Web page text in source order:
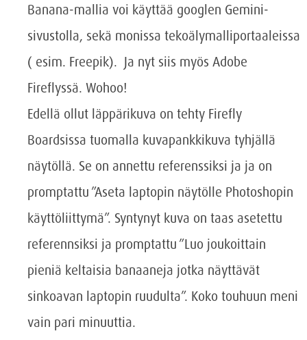
Banana-mallia voi käyttää googlen Gemini-
sivustolla, sekä monissa tekoälymalliportaaleissa
( esim. Freepik). Ja nyt siis myös Adobe
Fireflyssä. Wohoo!
Edellä ollut läppärikuva on tehty Firefly
Boardsissa tuomalla kuvapankkikuva tyhjällä
näytöllä. Se on annettu referenssiksi ja ja on
promptattu ”Aseta laptopin näytölle Photoshopin
käyttöliittymä”. Syntynyt kuva on taas asetettu
referennsiksi ja promptattu ”Luo joukoittain
pieniä keltaisia banaaneja jotka näyttävät
sinkoavan laptopin ruudulta”. Koko touhuun meni
vain pari minuuttia.